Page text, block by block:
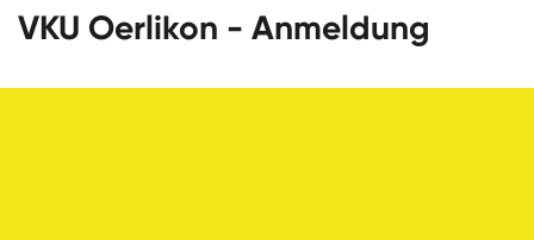
VKU Oerlikon - Anmeldung